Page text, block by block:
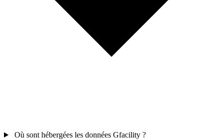
Où sont hébergées les données Gfacility ?